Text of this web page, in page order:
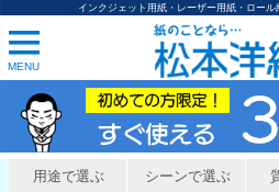
インクジェット用紙・レーザー用紙・ロー
MENU
用途で選ぶ シーンで選ぶ